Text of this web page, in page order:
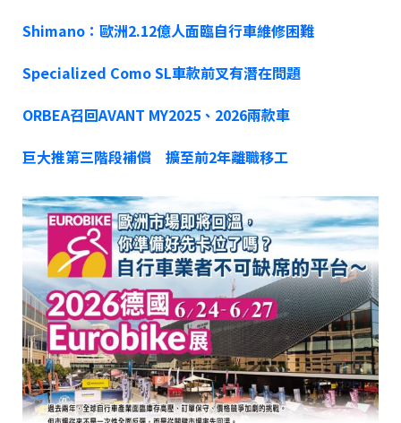
Shimano：歐洲2.12億人面臨自行車維修困難
Specialized Como SL車款前叉有潛在問題
ORBEA召回AVANT MY2025、2026兩款車
巨大推第三階段補償 擴至前2年離職移工